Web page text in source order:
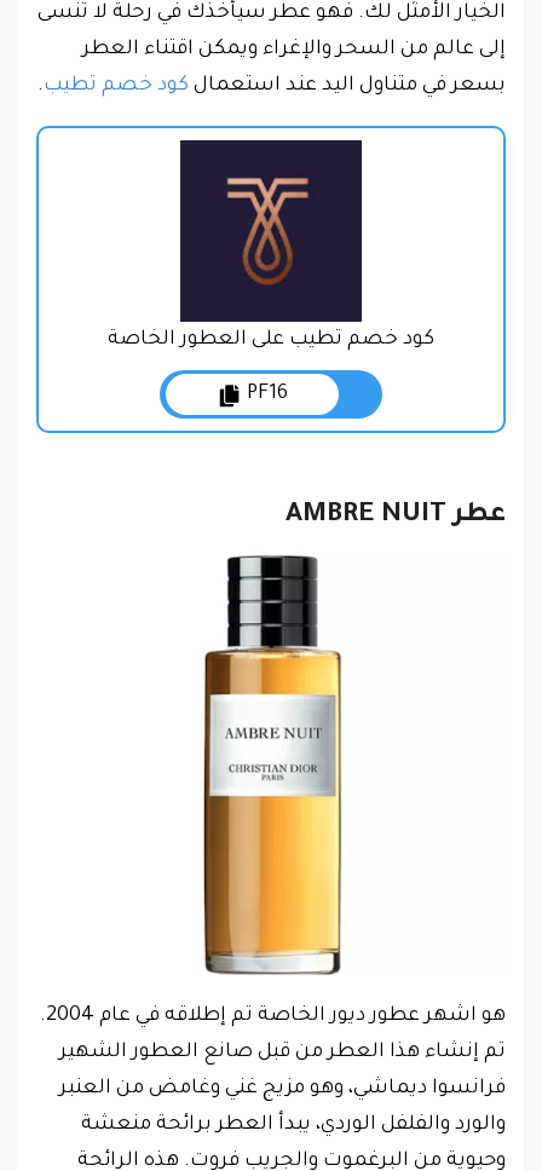
الخيار الأمثل لك. فهو عطر سيأخذك في رحلة لا تُنسى
إلى عالم من السحر والإغراء ويمكن اقتناء العطر
بسعر في متناول اليد عند استعمال كود خصم تطيب.
كود خصم تطيب على العطور الخاصة
PF16
عطر AMBRE NUIT
هو اشهر عطور ديور الخاصة تم إطلاقه في عام 2004.
تم إنشاء هذا العطر من قبل صانع العطور الشهير
فرانسوا ديماشي، وهو مزيج غني وغامض من العنبر
والورد والفلفل الوردي، يبدأ العطر برائحة منعشة
وحيوية من البرغموت والجريب فروت. هذه الرائحة